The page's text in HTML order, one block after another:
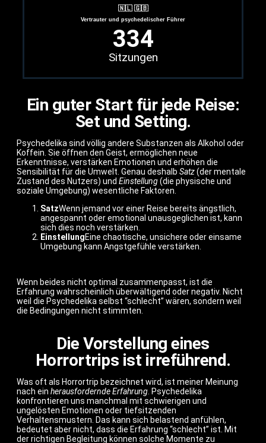
🇳🇱 🇬🇧
Vertrauter und psychedelischer Führer
Sitzungen
334
Ein guter Start für jede Reise:
Set und Setting.
Psychedelika sind völlig andere Substanzen als Alkohol oder
Koffein. Sie öffnen den Geist, ermöglichen neue
Erkenntnisse, verstärken Emotionen und erhöhen die
Sensibilität für die Umwelt. Genau deshalb Satz(der mentale
Zustand des Nutzers) und Einstellung(die physische und
soziale Umgebung) wesentliche Faktoren.
SatzWenn jemand vor einer Reise bereits ängstlich,
angespannt oder emotional unausgeglichen ist, kann
sich dies noch verstärken.
EinstellungEine chaotische, unsichere oder einsame
Umgebung kann Angstgefühle verstärken.
Wenn beides nicht optimal zusammenpasst, ist die
Erfahrung wahrscheinlich überwältigend oder negativ. Nicht
weil die Psychedelika selbst “schlecht” wären, sondern weil
die Bedingungen nicht stimmten.
Die Vorstellung eines
Horrortrips ist irreführend.
Was oft als Horrortrip bezeichnet wird, ist meiner Meinung
nach ein herausfordernde Erfahrung . Psychedelika
konfrontieren uns manchmal mit schwierigen und
ungelösten Emotionen oder tiefsitzenden
Verhaltensmustern. Das kann sich belastend anfühlen,
bedeutet aber nicht, dass die Erfahrung “schlecht” ist. Mit
der richtigen Begleitung können solche Momente zu